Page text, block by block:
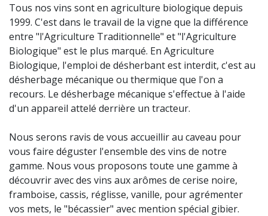
Tous nos vins sont en agriculture biologique depuis
1999. C'est dans le travail de la vigne que la différence
entre "l'Agriculture Traditionnelle" et "l'Agriculture
Biologique" est le plus marqué. En Agriculture
Biologique, l'emploi de désherbant est interdit, c'est au
désherbage mécanique ou thermique que l'on a
recours. Le désherbage mécanique s'effectue à l'aide
d'un appareil attelé derrière un tracteur.
Nous serons ravis de vous accueillir au caveau pour
vous faire déguster l'ensemble des vins de notre
gamme. Nous vous proposons toute une gamme à
découvrir avec des vins aux arômes de cerise noire,
framboise, cassis, réglisse, vanille, pour agrémenter
vos mets, le "bécassier" avec mention spécial gibier.